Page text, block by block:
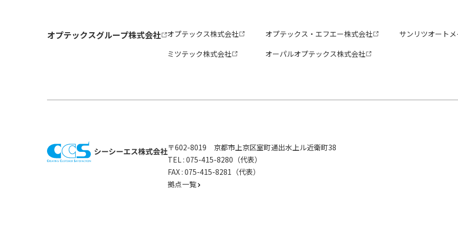
オプテックスグループ株式会社 オプテックス株式会社 オプテックス・エフエー株式会社
サンリツオート
ミツテック株式会社
オーパルオプテックス株式会社
〒602-8019 京都市上京区室町通出水上ル近衛町38
TEL : 075-415-8280（代表）
FAX : 075-415-8281（代表）
拠点一覧